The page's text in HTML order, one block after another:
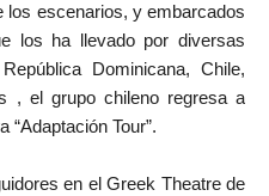
los escenarios, y embarcados
los ha llevado por diversas
Dominicana, Chile,
, el grupo chileno regresa a
“Adaptación Tour”.
en el Greek Theatre de